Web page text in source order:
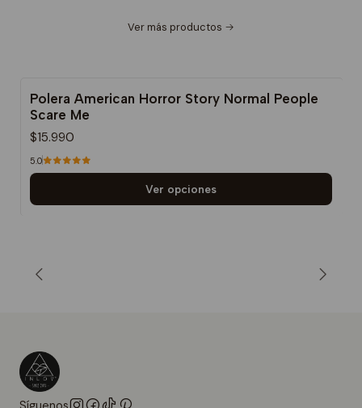
Ver más productos
Polera American Horror Story Normal People
Scare Me
$15.990
5.0
Ver opciones